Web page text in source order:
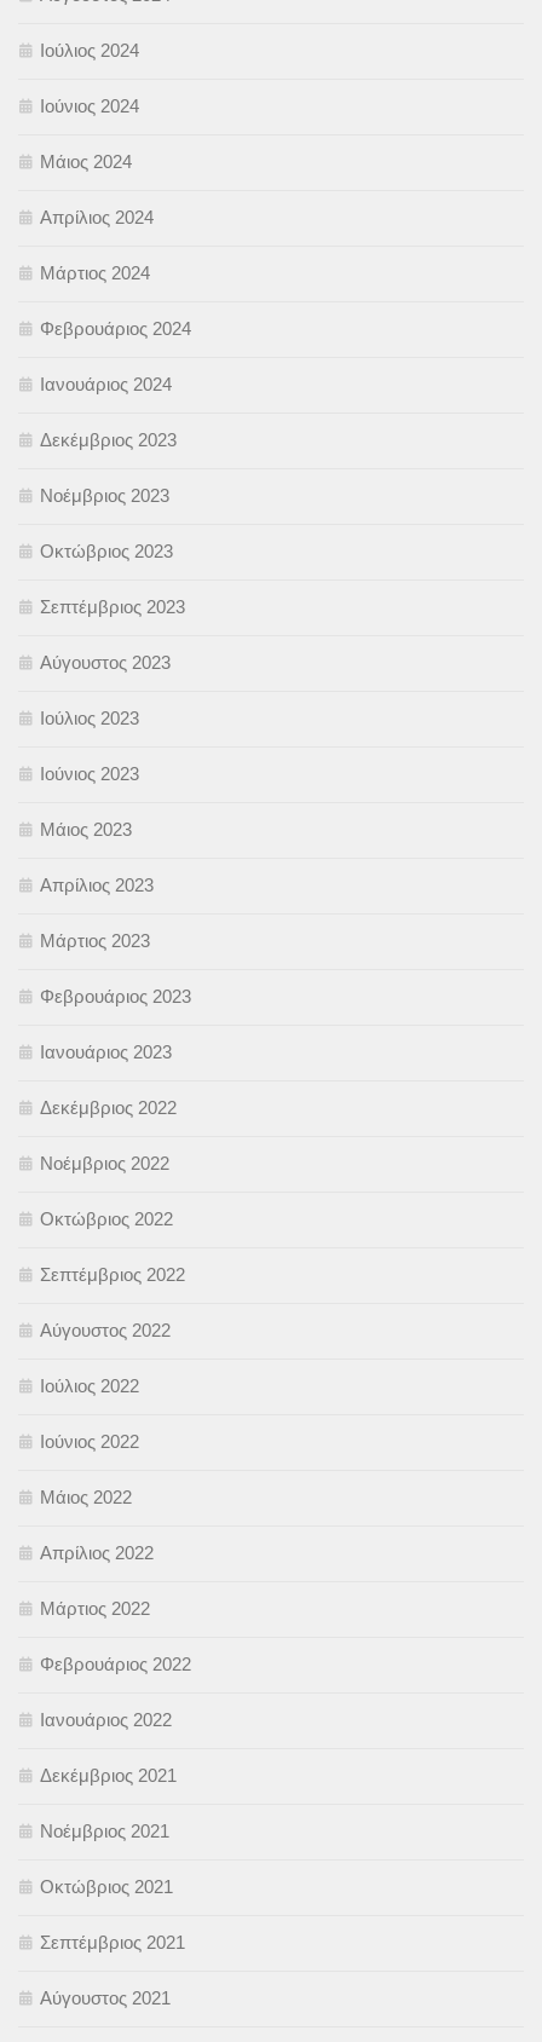
Ιούλιος 2024
Ιούνιος 2024
Μάιος 2024
Απρίλιος 2024
Μάρτιος 2024
Φεβρουάριος 2024
Ιανουάριος 2024
Δεκέμβριος 2023
Νοέμβριος 2023
Οκτώβριος 2023
Σεπτέμβριος 2023
Αύγουστος 2023
Ιούλιος 2023
Ιούνιος 2023
Μάιος 2023
Απρίλιος 2023
Μάρτιος 2023
Φεβρουάριος 2023
Ιανουάριος 2023
Δεκέμβριος 2022
Νοέμβριος 2022
Οκτώβριος 2022
Σεπτέμβριος 2022
Αύγουστος 2022
Ιούλιος 2022
Ιούνιος 2022
Μάιος 2022
Απρίλιος 2022
Μάρτιος 2022
Φεβρουάριος 2022
Ιανουάριος 2022
Δεκέμβριος 2021
Νοέμβριος 2021
Οκτώβριος 2021
Σεπτέμβριος 2021
Αύγουστος 2021